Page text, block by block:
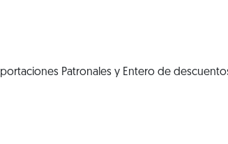
Patronales y Entero de